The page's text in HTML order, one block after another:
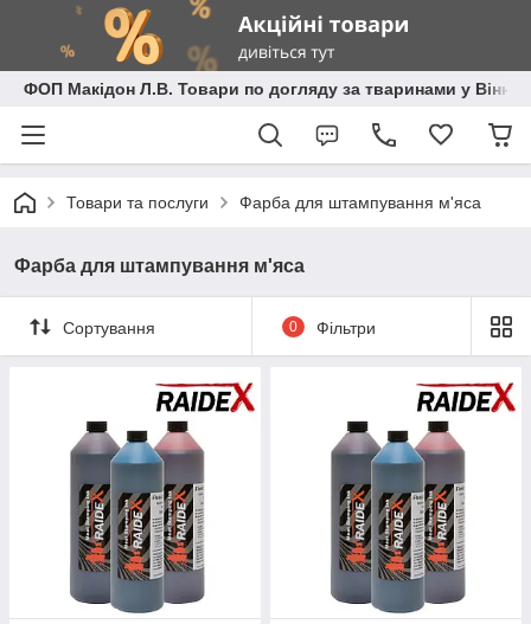
ФОП Макідон Л.В. Товари по догляду за тваринами у
Товари та послуги Фарба для штампування м'яса
Фарба для штампування м'яса
Сортування 0 Фільтри